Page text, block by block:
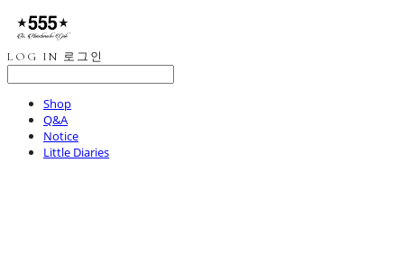
LOG IN 로그인
Shop
Q&A
Notice
Little Diaries